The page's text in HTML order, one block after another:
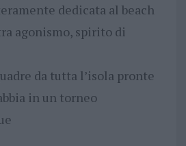
dedicata al beach
agonismo, spirito di
da tutta l’isola pronte
in un torneo